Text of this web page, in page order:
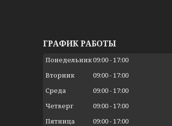
ГРАФИК РАБОТЫ
Понедельник09:00 17:00
Вторник
09:00 17:00
Среда
09:00 17:00
Четверг
09:00 17:00
Пятница
09:00 17:00